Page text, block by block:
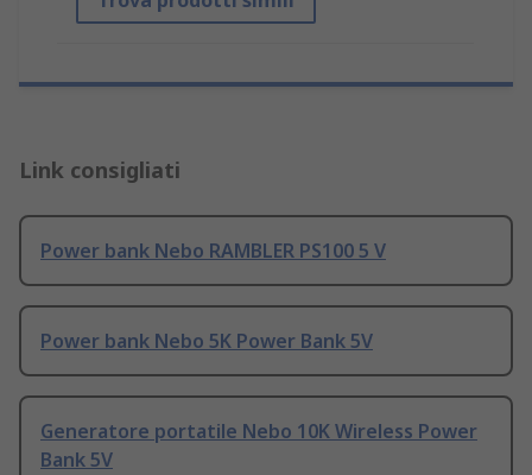
Link consigliati
Power bank Nebo RAMBLER PS100 5 V
Power bank Nebo 5K Power Bank 5V
Generatore portatile Nebo 10K Wireless Power
Bank 5V